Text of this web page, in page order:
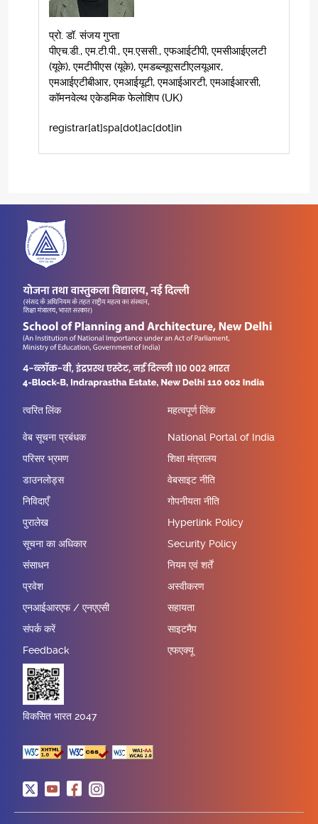
प्रो. डॉ. संजय गुप्ता
पीएच.डी., एम.टी.पी., एम.एससी., एफआईटीपी, एमसीआईएलटी
(यूके), एमटीपीएस (यूके), एमडब्ल्यूएसटीएलयूआर,
एमआईएटीबीआर, एमआईयूटी, एमआईआरटी, एमआईआरसी,
कॉमनवेल्थ एकेडमिक फेलोशिप (UK)
registrar[at]spa[dot]ac[dot]in
त्वरित लिंक
वेब सूचना प्रबंधक
परिसर भ्रमण
डाउनलोड्स
निविदाएँ
पुरालेख
सूचना का अधिकार
संसाधन
प्रवेश
एनआईआरएफ / एनएएसी
संपर्क करें
Feedback
महत्वपूर्ण लिंक
National Portal of India
शिक्षा मंत्रालय
वेबसाइट नीति
गोपनीयता नीति
Hyperlink Policy
Security Policy
नियम एवं शर्तें
अस्वीकरण
सहायता
साइटमैप
एफएक्यू
विकसित भारत 2047